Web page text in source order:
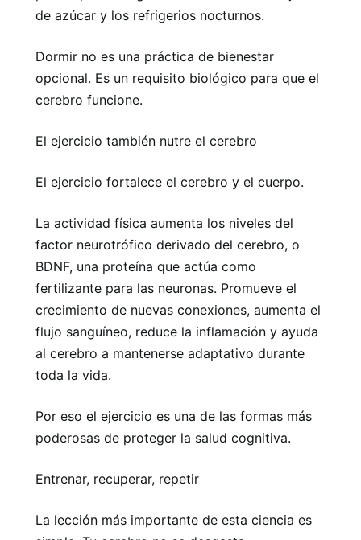
de azúcar y los refrigerios nocturnos.
Dormir no es una práctica de bienestar
opcional. Es un requisito biológico para que el
cerebro funcione.
El ejercicio también nutre el cerebro
El ejercicio fortalece el cerebro y el cuerpo.
La actividad física aumenta los niveles del
factor neurotrófico derivado del cerebro, o
BDNF, una proteína que actúa como
fertilizante para las neuronas. Promueve el
crecimiento de nuevas conexiones, aumenta el
flujo sanguíneo, reduce la inflamación y ayuda
al cerebro a mantenerse adaptativo durante
toda la vida.
Por eso el ejercicio es una de las formas más
poderosas de proteger la salud cognitiva.
Entrenar, recuperar, repetir
La lección más importante de esta ciencia es